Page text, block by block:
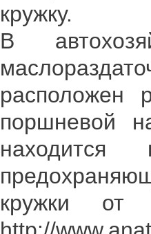
кружку.
В
расположен
поршневой
кружки от